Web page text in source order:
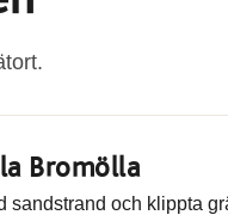
Bromölla
sandstrand och klippta